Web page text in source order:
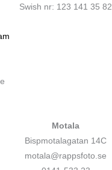
Swish nr: 123 141 35 82
Motala
Bispmotalagatan 14C
motala@rappsfoto.se